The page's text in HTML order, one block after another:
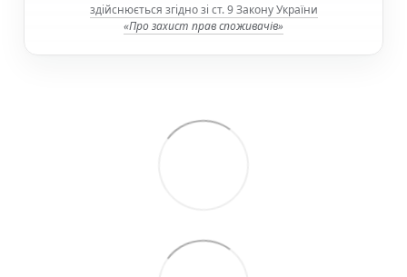
здійснюється згідно зі ст. 9 Закону України
«Про захист прав споживачів»